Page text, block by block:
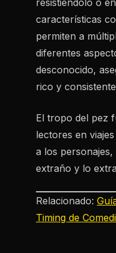
resistiéndolo o
características
permiten a
diferentes
desconocido,
rico y
El tropo del pez
lectores en
a los
extraño y lo
Relacionado:
Timing de